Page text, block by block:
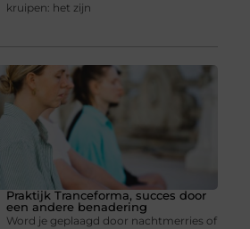
kruipen: het zijn
Praktijk Tranceforma, succes door
een andere benadering
Word je geplaagd door nachtmerries of